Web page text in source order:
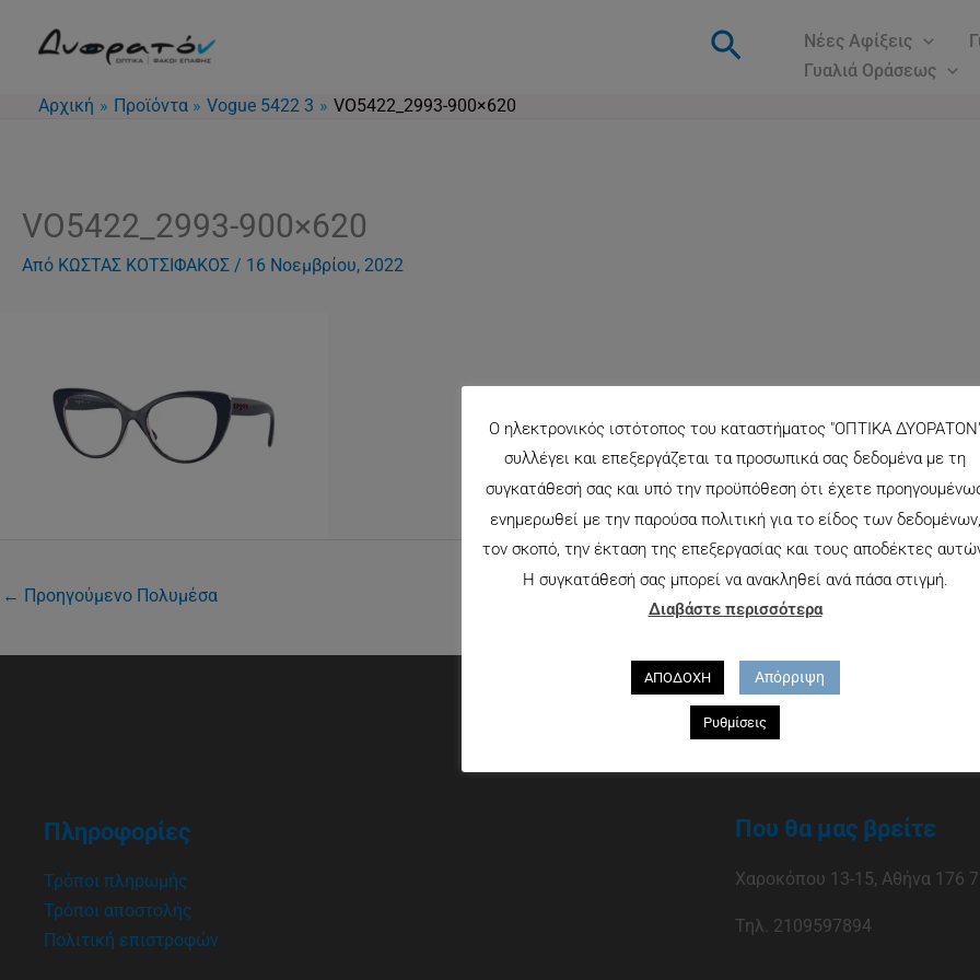
Αναζήτηση
Νέες Αφίξεις
Γυαλιά Οράσεως
Αρχική
Προϊόντα Vogue 5422 3 VO5422_2993-900×620
VO5422_2993-900×620
Από ΚΩΣΤΑΣ ΚΟΤΣΙΦΑΚΟΣ / 16 Νοεμβρίου, 2022
← Προηγούμενο Πολυμέσα
Πληροφορίες
Τρόποι πληρωμής
Τρόποι αποστολής
Πολιτική επιστροφών
Που θα μας βρείτε
Χαροκόπου 13-15, Αθήνα 176
Τηλ. 2109597894
Ο ηλεκτρονικός ιστότοπος του καταστήματος "ΟΠΤΙΚΑ
συλλέγει και επεξεργάζεται τα προσωπικά σας δεδομένα με τη
συγκατάθεσή σας και υπό την προϋπόθεση ότι έχετε
ενημερωθεί με την παρούσα πολιτική για το είδος των δεδομένων,
τον σκοπό, την έκταση της επεξεργασίας και τους αποδέκτες
Η συγκατάθεσή σας μπορεί να ανακληθεί ανά πάσα στιγμή.
Διαβάστε περισσότερα
ΑΠΟΔΟΧΗ Απόρριψη
Ρυθμίσεις